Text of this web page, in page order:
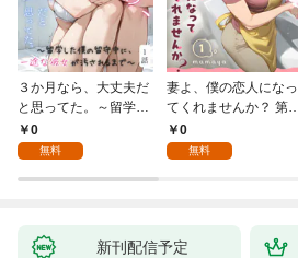
３か月なら、大丈夫だ
と思ってた。～留学し
た僕の留守中に、一途
な彼女が汚されるまで
0
無料
妻よ、僕の恋人になっ
てくれませんか？ 第1
話0
無料
新刊配信予定